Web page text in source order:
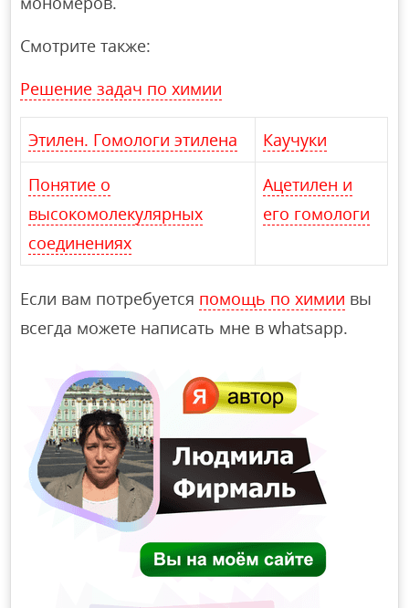
Смотрите также:
Решение задач по химии
Этилен. Гомологи этилена Каучуки
Понятие о
высокомолекулярных
соединениях
Ацетилен и
его гомологи
Если вам потребуется помощь по химии вы
всегда можете написать мне в whatsapp.